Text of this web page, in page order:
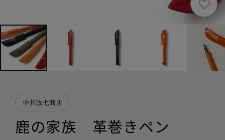
中川政七商店
鹿の家族 革巻きペン